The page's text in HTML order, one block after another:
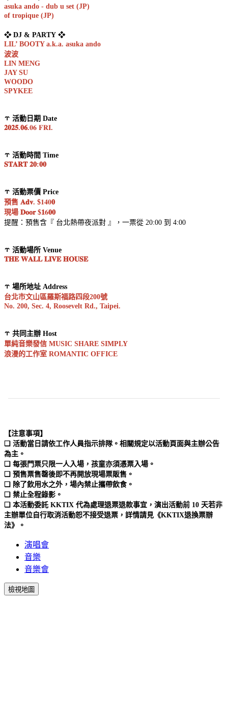
asuka ando - dub u set (JP)
of tropique (JP)
❖ DJ & PARTY ❖
LIL’ BOOTY a.k.a. asuka ando
波波
LIN MENG
JAY SU
WOODO
SPYKEE
⥾ 活動日期 Date
𝟐𝟎𝟐𝟓.𝟎𝟔.𝟎𝟔 𝐅𝐑𝐈.
⥾ 活動時間 Time
𝐒𝐓𝐀𝐑𝐓 𝟐𝟎:𝟎𝟎
⥾ 活動票價 Price
預售 𝐀𝐝𝐯. $𝟏𝟒𝟎𝟎
現場 𝐃𝐨𝐨𝐫 $𝟏 𝟔𝟎𝟎
提醒：預售含『 台北熱帶夜派對 』，一票從 20:00 到 4:00
⥾ 活動場所 Venue
𝐓𝐇𝐄 𝐖𝐀𝐋𝐋 𝐋𝐈𝐕𝐄 𝐇𝐎𝐔𝐒𝐄
⥾ 場所地址 Address
台北市文山區羅斯福路四段200號
No. 200, Sec. 4, Roosevelt Rd., Taipei.
⥾ 共同主辦 Host
單純音樂發信 MUSIC SHARE SIMPLY
浪漫的工作室 ROMANTIC OFFICE
——————————————————————————
【注意事項】
❏ 活動當日請依工作人員指示排隊。相關規定以活動頁面與主辦公告
為主。
❏ 每張門票只限一人入場，孩童亦須憑票入場。
❏ 預售票售罄後即不再開放現場票販售。
❏ 除了飲用水之外，場內禁止攜帶飲食。
❏ 禁止全程錄影。
❏ 本活動委託 KKTIX 代為處理退票退款事宜，演出活動前 10 天若非
主辦單位自行取消活動恕不接受退票，詳情請見《KKTIX退換票辦
法》。
演唱會
音樂
音樂會
檢視地圖